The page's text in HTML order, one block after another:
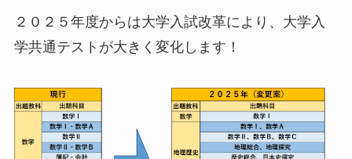
２０２５年度からは大学入試改革により、大学入
学共通テストが大きく変化します！